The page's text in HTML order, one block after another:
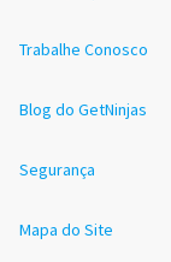
Trabalhe Conosco
Blog do GetNinjas
Segurança
Mapa do Site